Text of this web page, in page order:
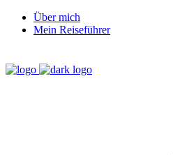
Über mich
Mein Reiseführer